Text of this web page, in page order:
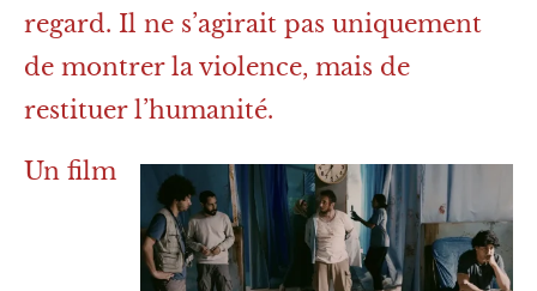
regard. Il ne s’agirait pas uniquement
de montrer la violence, mais de
restituer l’humanité.
Un film